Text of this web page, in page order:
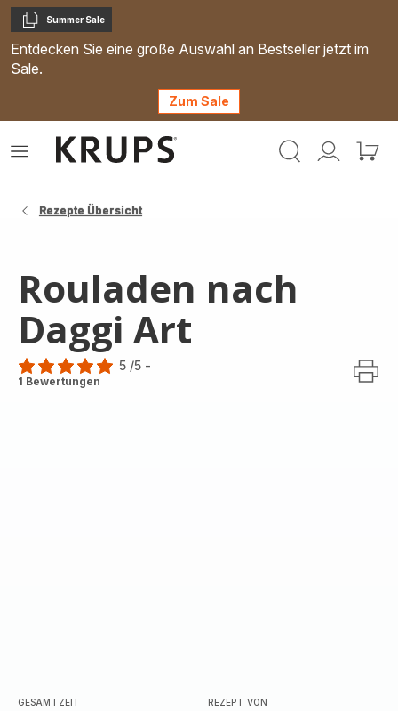
Kopieren
Summer Sale
Entdecken Sie eine große Auswahl an Bestseller jetzt im
Sale.
Zum Sale
Mein
Mein
Das
Rezepte Übersicht
Rouladen nach
Daggi Art
Bewertung
5 /5 -
1 Bewertungen
GESAMTZEIT REZEPT VON